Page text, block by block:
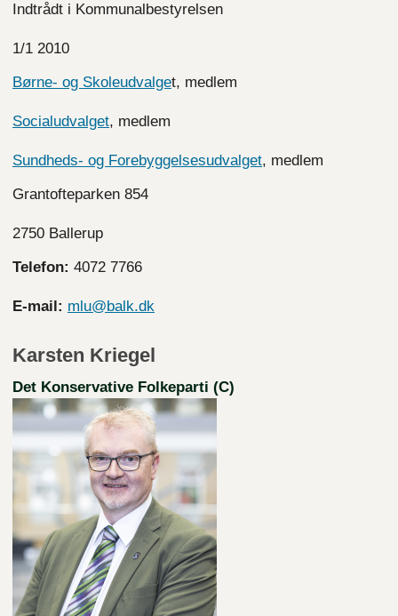
Indtrådt i Kommunalbestyrelsen
1/1 2010
Børne- og Skoleudvalget, medlem
Socialudvalget, medlem
Sundheds- og Forebyggelsesudvalget, medlem
Grantofteparken 854
2750 Ballerup
Telefon: 4072 7766
E-mail: mlu@balk.dk
Karsten Kriegel
Det Konservative Folkeparti (C)